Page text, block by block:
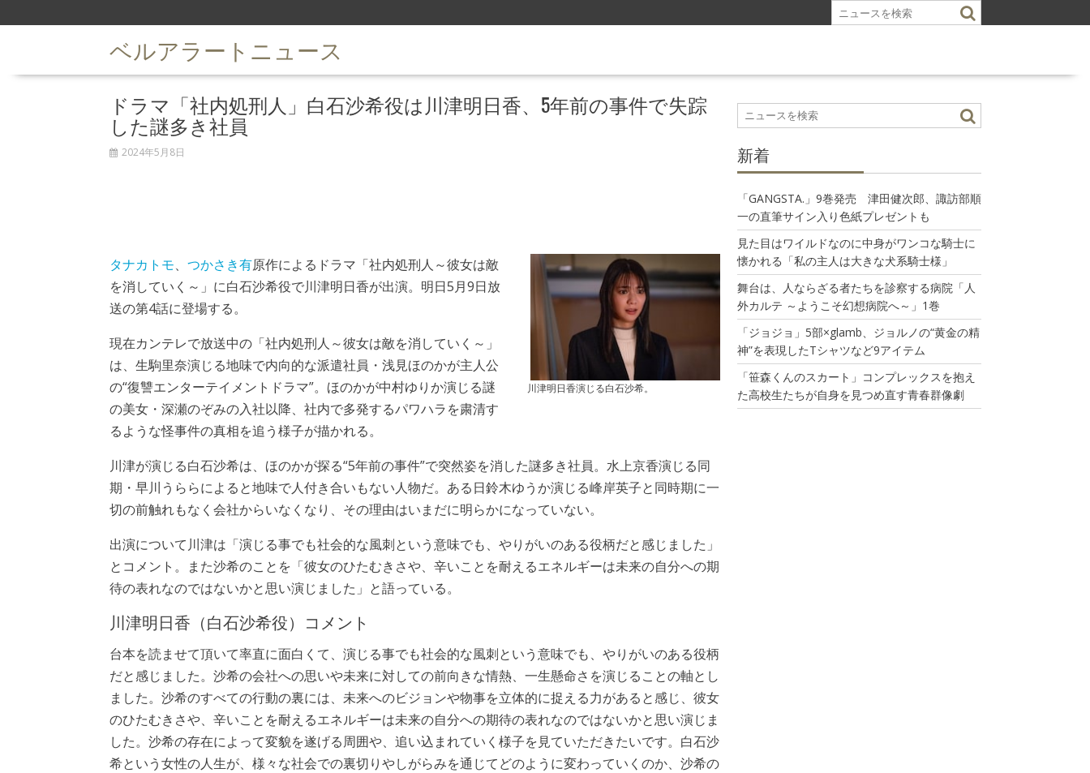
k
ベルアラートニュース
ドラマ「社内処刑人」白石沙希役は川津明日香、5年前の事件で失踪
した謎多き社員
2024年5月8日
川津明日香演じる白石沙希。
タナカトモ、 つかさき有原作によるドラマ「社内処刑人～彼女は敵
を消していく～」に白石沙希役で川津明日香が出演。明日5月9日放
送の第4話に登場する。
現在カンテレで放送中の「社内処刑人～彼女は敵を消していく～」
は、生駒里奈演じる地味で内向的な派遣社員・浅見ほのかが主人公
の“復讐エンターテイメントドラマ”。ほのかが中村ゆりか演じる謎
の美女・深瀬のぞみの入社以降、社内で多発するパワハラを粛清す
るような怪事件の真相を追う様子が描かれる。
川津が演じる白石沙希は、ほのかが探る“5年前の事件”で突然姿を消した謎多き社員。水上京香演じる同
期・早川うららによると地味で人付き合いもない人物だ。ある日鈴木ゆうか演じる峰岸英子と同時期に一
切の前触れもなく会社からいなくなり、その理由はいまだに明らかになっていない。
出演について川津は「演じる事でも社会的な風刺という意味でも、やりがいのある役柄だと感じました」
とコメント。また沙希のことを「彼女のひたむきさや、辛いことを耐えるエネルギーは未来の自分への期
待の表れなのではないかと思い演じました」と語っている。
川津明日香（白石沙希役）コメント
台本を読ませて頂いて率直に面白くて、演じる事でも社会的な風刺という意味でも、やりがいのある役柄
だと感じました。沙希の会社への思いや未来に対しての前向きな情熱、一生懸命さを演じることの軸とし
ました。沙希のすべての行動の裏には、未来へのビジョンや物事を立体的に捉える力があると感じ、彼女
のひたむきさや、辛いことを耐えるエネルギーは未来の自分への期待の表れなのではないかと思い演じま
した。沙希の存在によって変貌を遂げる周囲や、追い込まれていく様子を見ていただきたいです。白石沙
希という女性の人生が、様々な社会での裏切りやしがらみを通じてどのように変わっていくのか、沙希の
新着
「GANGSTA.」9巻発売 津田健次郎、諏訪部順
一の直筆サイン入り色紙プレゼントも
見た目はワイルドなのに中身がワンコな騎士に
懐かれる「私の主人は大きな犬系騎士様」
舞台は、人ならざる者たちを診察する病院「人
外カルテ ～ようこそ幻想病院へ～」1巻
「ジョジョ」5部×glamb、ジョルノの“黄金の精
神”を表現したTシャツなど9アイテム
「笹森くんのスカート」コンプレックスを抱え
た高校生たちが自身を見つめ直す青春群像劇